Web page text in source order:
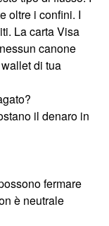
oltre i confini. I
La carta Visa
canone
di tua
il denaro in
fermare
è neutrale